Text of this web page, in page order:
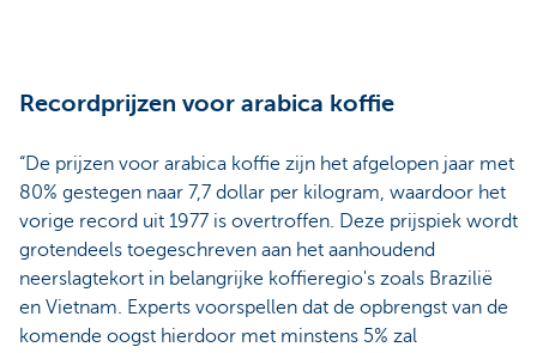
Recordprijzen voor arabica koffie
“De prijzen voor arabica koffie zijn het afgelopen jaar met
80% gestegen naar 7,7 dollar per kilogram, waardoor het
vorige record uit 1977 is overtroffen. Deze prijspiek wordt
grotendeels toegeschreven aan het aanhoudend
neerslagtekort in belangrijke koffieregio's zoals Brazilië
en Vietnam. Experts voorspellen dat de opbrengst van de
komende oogst hierdoor met minstens 5% zal